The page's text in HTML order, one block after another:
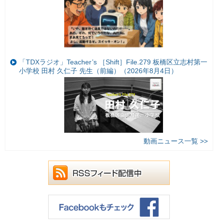
「TDXラジオ」Teacher’s ［Shift］File.279 板橋区立志村第一
小学校 田村 久仁子 先生（前編）（2026年8月4日）
動画ニュース一覧 >>